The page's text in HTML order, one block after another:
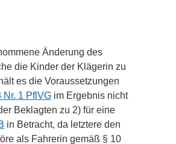
Änderung des
die Kinder der Klägerin zu
es die Voraussetzungen
Nr. 1 PflVG im Ergebnis nicht
Beklagten zu 2) für eine
in Betracht, da letztere den
als Fahrerin gemäß § 10